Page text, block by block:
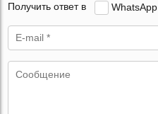
Получить ответ в WhatsApp